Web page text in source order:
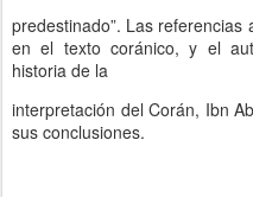
predestinado”. Las
en el texto coránico, y el
historia de la
interpretación del Corán, Ibn
sus conclusiones.